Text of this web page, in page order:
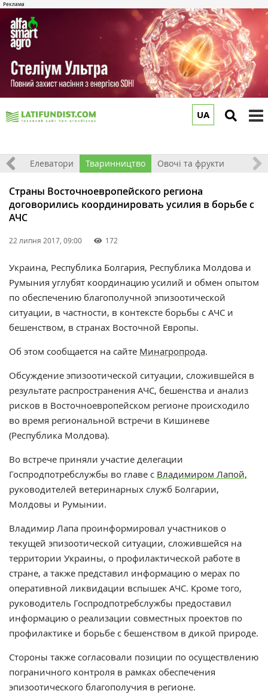
UA
Елеватори Тваринництво Овочі та фрукти
Страны Восточноевропейского региона
договорились координировать усилия в борьбе с
АЧС
22 липня 2017, 09:00 172
Украина, Республика Болгария, Республика Молдова и
Румыния углубят координацию усилий и обмен опытом
по обеспечению благополучной эпизоотической
ситуации, в частности, в контексте борьбы с АЧС и
бешенством, в странах Восточной Европы.
Об этом сообщается на сайте Минагропрода.
Обсуждение эпизоотической ситуации, сложившейся в
результате распространения АЧС, бешенства и анализ
рисков в Восточноевропейском регионе происходило
во время региональной встречи в Кишиневе
(Республика Молдова).
Во встрече приняли участие делегации
Госпродпотребслужбы во главе с Владимиром Лапой,
руководителей ветеринарных служб Болгарии,
Молдовы и Румынии.
Владимир Лапа проинформировал участников о
текущей эпизоотической ситуации, сложившейся на
территории Украины, о профилактической работе в
стране, а также представил информацию о мерах по
оперативной ликвидации вспышек АЧС. Кроме того,
руководитель Госпродпотребслужбы предоставил
информацию о реализации совместных проектов по
профилактике и борьбе с бешенством в дикой природе.
Стороны также согласовали позиции по осуществлению
пограничного контроля в рамках обеспечения
эпизоотического благополучия в регионе.